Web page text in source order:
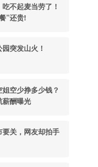
不起麦当劳了！
”还贵!
突发山火！
空少挣多少钱？
薪酬曝光
要关，网友却拍手